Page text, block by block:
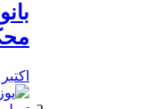
اکتبر 15, 2019